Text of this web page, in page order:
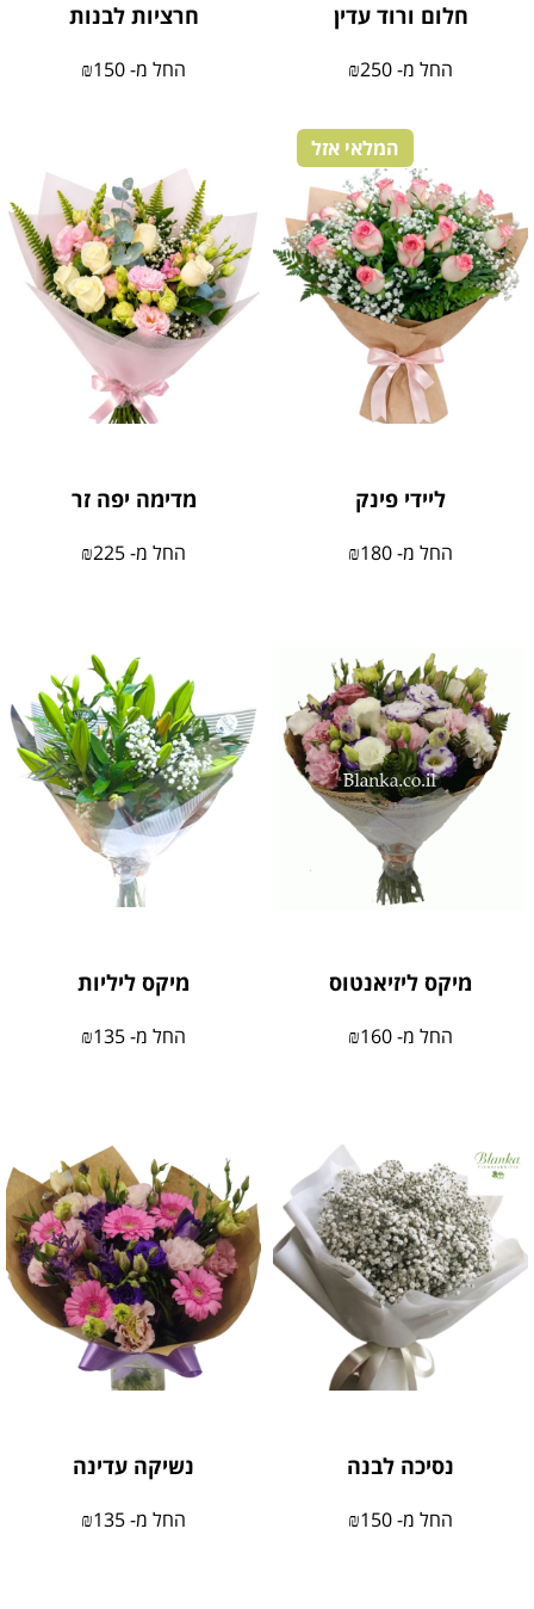
חלום ורוד עדין
החל מ- ₪250
חרציות לבנות
החל מ- ₪150
המלאי אזל
ליידי פינק
החל מ- ₪180
מדימה יפה זר
החל מ- ₪225
מיקס ליזיאנטוס
החל מ- ₪160
מיקס ליליות
החל מ- ₪135
נסיכה לבנה
החל מ- ₪150
נשיקה עדינה
החל מ- ₪135